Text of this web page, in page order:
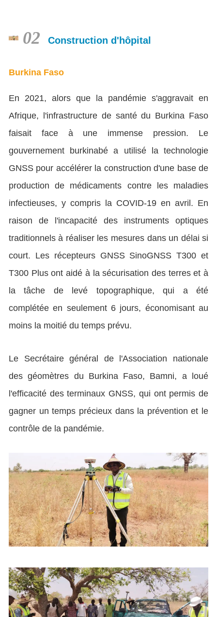
02 Construction d'hôpital
Burkina Faso
En 2021, alors que la pandémie s'aggravait en
Afrique, l'infrastructure de santé du Burkina Faso
faisait face à une immense pression. Le
gouvernement burkinabé a utilisé la technologie
GNSS pour accélérer la construction d'une base de
production de médicaments contre les maladies
infectieuses, y compris la COVID-19 en avril. En
raison de l'incapacité des instruments optiques
traditionnels à réaliser les mesures dans un délai si
court. Les récepteurs GNSS SinoGNSS T300 et
T300 Plus ont aidé à la sécurisation des terres et à
la tâche de levé topographique, qui a été
complétée en seulement 6 jours, économisant au
moins la moitié du temps prévu.
Le Secrétaire général de l'Association nationale
des géomètres du Burkina Faso, Bamni, a loué
l'efficacité des terminaux GNSS, qui ont permis de
gagner un temps précieux dans la prévention et le
contrôle de la pandémie.